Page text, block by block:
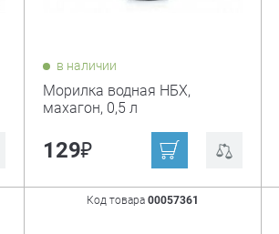
в наличии
Морилка водная НБХ,
махагон, 0,5 л
129₽
Код товара00057361